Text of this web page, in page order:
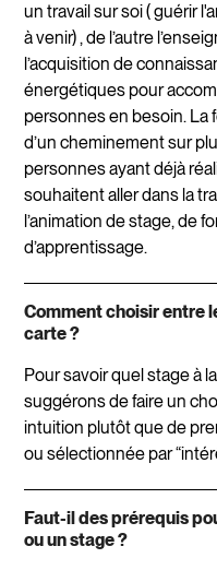
un travail sur soi ( guérir
à venir) , de l’autre
l’acquisition de
énergétiques pour
personnes en besoin. La
d’un cheminement sur
personnes ayant déjà
souhaitent aller dans la
l’animation de stage, de
d’apprentissage.
Comment choisir entre
carte ?
Pour savoir quel stage à
suggérons de faire un
intuition plutôt que de
ou sélectionnée par
Faut-il des prérequis
ou un stage ?